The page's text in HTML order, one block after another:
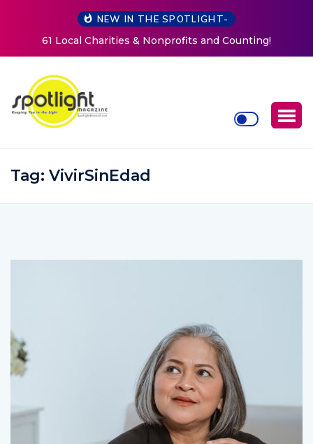
NEW IN THE SPOTLIGHT-
and Counting!
New Life Mission Invites
Women at Reimagined
Tag: VivirSinEdad